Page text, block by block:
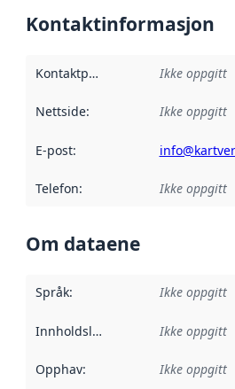
Kontaktinformasjon
Kontaktpunkt Ikke oppgitt
Nettside: Ikke oppgitt
E-post:
Telefon: Ikke oppgitt
Om dataene
Språk: Ikke oppgitt
Innholdsleverandører :
Ikke oppgitt
Opphav: Ikke oppgitt